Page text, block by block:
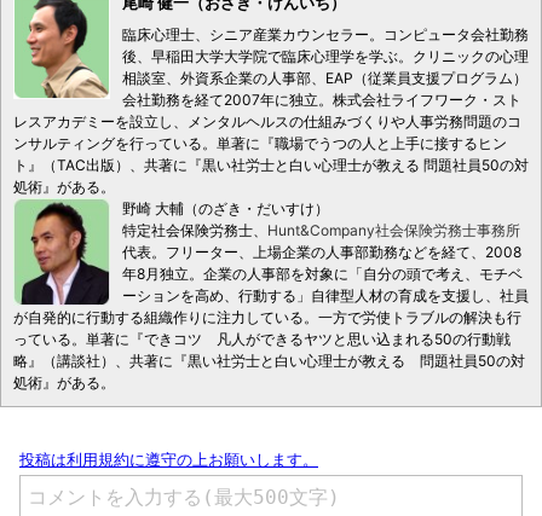
臨床心理士、シニア産業カウンセラー。コンピュータ会社勤務
後、早稲田大学大学院で臨床心理学を学ぶ。クリニックの心理
相談室、外資系企業の人事部、EAP（従業員支援プログラム）
会社勤務を経て2007年に独立。株式会社ライフワーク・スト
レスアカデミーを設立し、メンタルヘルスの仕組みづくりや人事労務問題のコ
ンサルティングを行っている。単著に『職場でうつの人と上手に接するヒン
ト』（TAC出版）、共著に『黒い社労士と白い心理士が教える 問題社員50の対
処術』がある。
野崎 大輔（のざき・だいすけ）
特定社会保険労務士、 Hunt&Company社会保険労務士事務所
代表。フリーター、上場企業の人事部勤務などを経て、2008
年8月独立。企業の人事部を対象に「自分の頭で考え、モチベ
ーションを高め、行動する」自律型人材の育成を支援し、社員
が自発的に行動する組織作りに注力している。一方で労使トラブルの解決も行
っている。単著に『できコツ 凡人ができるヤツと思い込まれる50の行動戦
略』（講談社）、共著に『黒い社労士と白い心理士が教える 問題社員50の対
処術』がある。